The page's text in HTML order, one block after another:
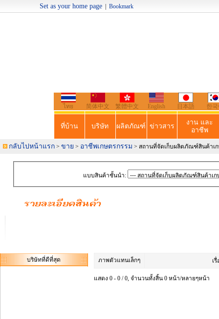
Set as your home page |Bookmark
ไทย 简体中文 繁體中文 English 日本語 한
ที่บ้าน บริษัท ผลิตภัณฑ์ ข่าวสาร
งาน และ
อาชีพ
กลับไปหน้าแรก > ขาย > อาชีพเกษตรกรรม > สถานที่จัดเก็บผลิตภัณฑ์สินค้าเ
แบบสินค้าชั้นนำ:
บริษัทที่ดีที่สุด ภาพตัวแทนเล็กๆ เ
แสดง 0 - 0 / 0, จำนวนทั้งสิ้น 0 หน้า/หลายๆหน้า